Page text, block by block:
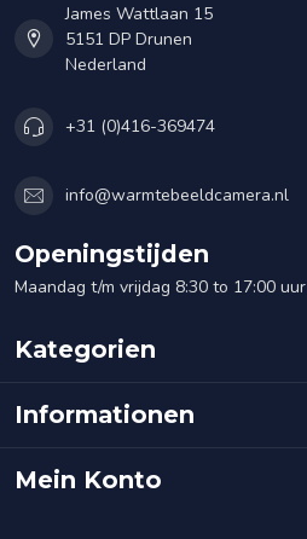
James Wattlaan 15
5151 DP Drunen
Nederland
+31 (0)416-369474
info@warmtebeeldcamera.nl
Openingstijden
Maandag t/m vrijdag 8:30 to 17:00 uur
Kategorien
Informationen
Mein Konto